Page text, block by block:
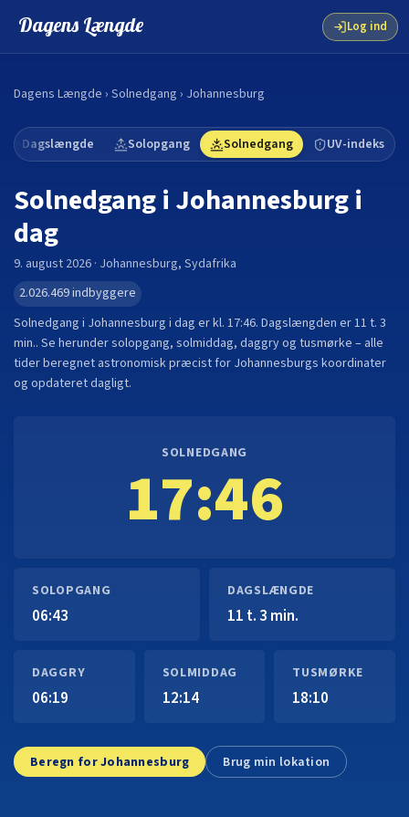
Dagens Længde Log ind
Dagens Længde › Solnedgang › Johannesburg
Dagslængde Solopgang Solnedgang UV-indeks
Solnedgang i Johannesburgi
dag
9. august 2026 · Johannesburg, Sydafrika
2.026.469indbyggere
Solnedgang i Johannesburg i dag er kl. 17:46. Dagslængden er11 t. 3
min.. Se herunder solopgang, solmiddag, daggry og tusmørke – alle
tider beregnet astronomisk præcist for Johannesburgs koordinater
og opdateret dagligt.
SOLNEDGANG
17:46
SOLOPGANG
06:43
DAGSLÆNGDE
11 t. 3 min.
DAGGRY
06:19
SOLMIDDAG
12:14
TUSMØRKE
18:10
Beregn for Johannesburg Brug min lokation